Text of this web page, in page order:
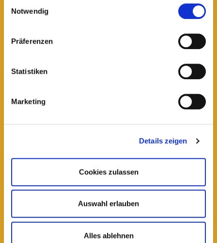
Notwendig
Präferenzen
Statistiken
Marketing
Details zeigen
Cookies zulassen
Auswahl erlauben
Alles ablehnen
lesen
Abgehorcht (9): Die Kunst des Wartens